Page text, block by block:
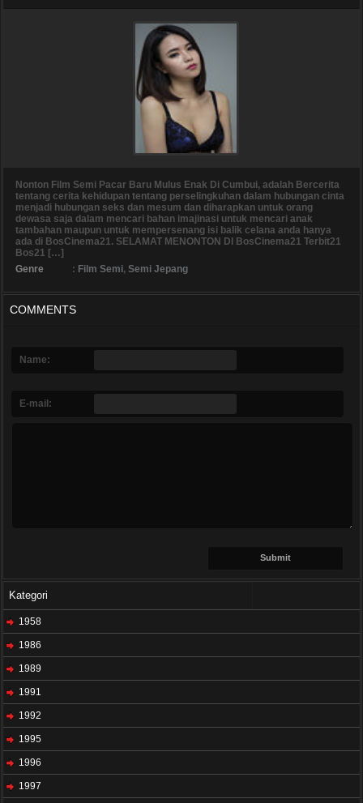
Nonton Film Semi Pacar Baru Mulus Enak Di Cumbui, adalah Bercerita
tentang cerita kehidupan tentang perselingkuhan dalam hubungan cinta
menjadi hubungan seks dan mesum dan diharapkan untuk orang
dewasa saja dalam mencari bahan imajinasi untuk mencari anak
tambahan maupun untuk mempersenang isi balik celana anda hanya
ada di BosCinema21. SELAMAT MENONTON DI BosCinema21 Terbit21
Bos21 […]
Genre
: Film Semi, Semi Jepang
COMMENTS
Name:
E-mail:
Kategori
1958
1986
1989
1991
1992
1995
1996
1997